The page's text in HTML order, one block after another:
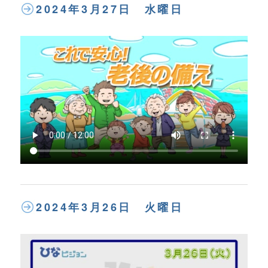
2024年3月27日 水曜日
2024年3月26日 火曜日